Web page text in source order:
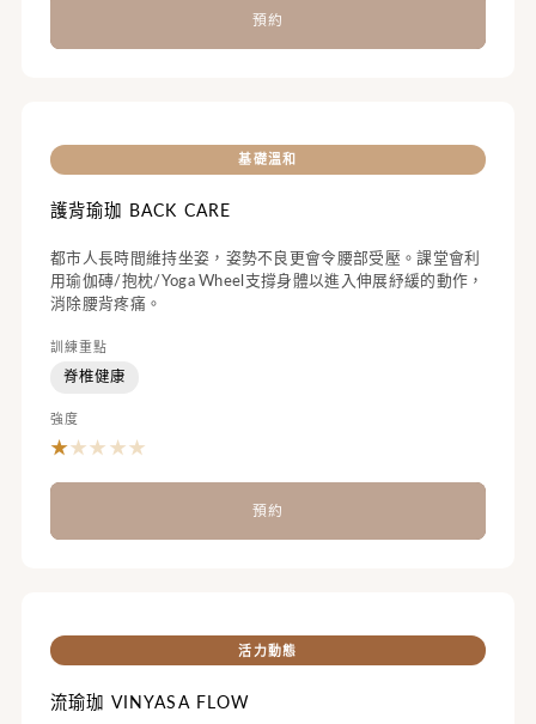
預約
基礎溫和
護背瑜珈 BACK CARE
都市人長時間維持坐姿，姿勢不良更會令腰部受壓。課堂會利
用瑜伽磚/抱枕/Yoga Wheel支撐身體以進入伸展紓緩的動作，
消除腰背疼痛。
訓練重點
脊椎健康
強度
★★★ ★★
預約
活力動態
流瑜珈 VINYASA FLOW